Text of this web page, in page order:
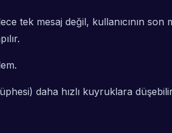
tek mesaj değil, kullanıcının son
daha hızlı kuyruklara